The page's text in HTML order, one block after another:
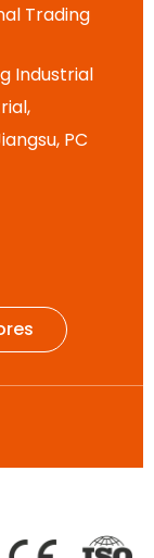
Trading
Industrial
PC